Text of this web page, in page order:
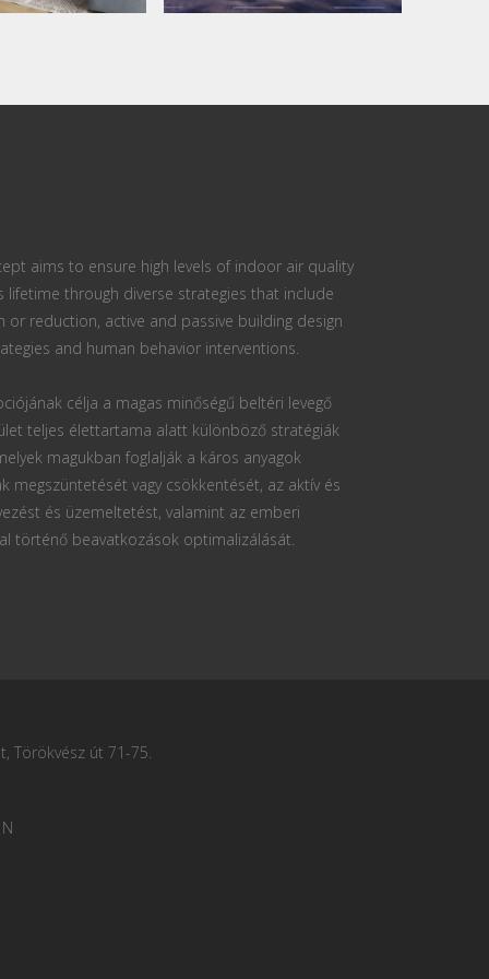
aims to ensure high levels of indoor air quality
lifetime through diverse strategies that include
or reduction, active and passive building design
and human behavior interventions.
célja a magas minőségű beltéri levegő
teljes élettartama alatt különböző stratégiák
magukban foglalják a káros anyagok
megszüntetését vagy csökkentését, az aktív és
és üzemeltetést, valamint az emberi
történő beavatkozások optimalizálását.
Törökvész út 71-75.